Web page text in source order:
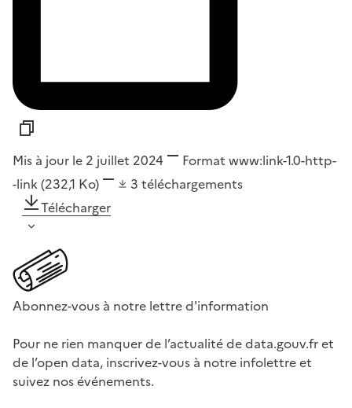
Mis à jour le 2 juillet 2024 Format www:link-1.0-http-
-link (232,1 Ko) 3 téléchargements
Télécharger
Abonnez-vous à notre lettre d'information
Pour ne rien manquer de l’actualité de data.gouv.fr et
de l’open data, inscrivez-vous à notre infolettre et
suivez nos événements.